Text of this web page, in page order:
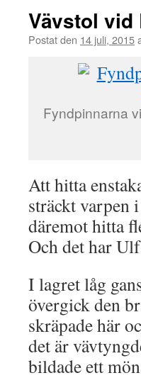
Vävstol vid
Postat den 14 juli, 2015
Fyndpinnarna
Att hitta
sträckt varpen
däremot hitta
Och det har
I lagret låg
övergick den
skräpade här
det är
bildade ett